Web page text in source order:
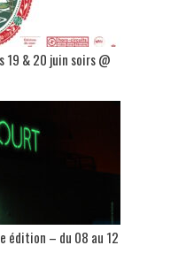
19 & 20 juin soirs @
édition – du 08 au 12